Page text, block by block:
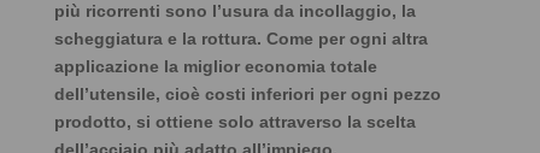
più ricorrenti sono l’usura da incollaggio, la
scheggiatura e la rottura. Come per ogni altra
applicazione la miglior economia totale
dell’utensile, cioè costi inferiori per ogni pezzo
prodotto, si ottiene solo attraverso la scelta